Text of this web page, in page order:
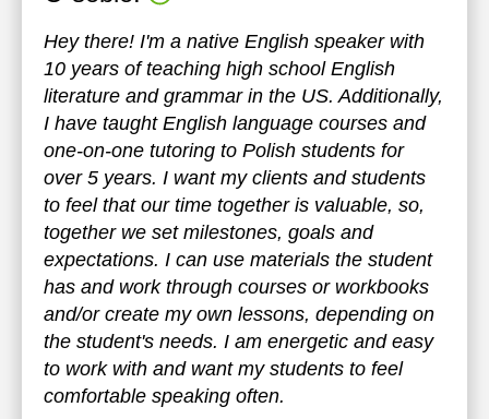
Hey there! I'm a native English speaker with
10 years of teaching high school English
literature and grammar in the US. Additionally,
I have taught English language courses and
one-on-one tutoring to Polish students for
over 5 years. I want my clients and students
to feel that our time together is valuable, so,
together we set milestones, goals and
expectations. I can use materials the student
has and work through courses or workbooks
and/or create my own lessons, depending on
the student's needs. I am energetic and easy
to work with and want my students to feel
comfortable speaking often.